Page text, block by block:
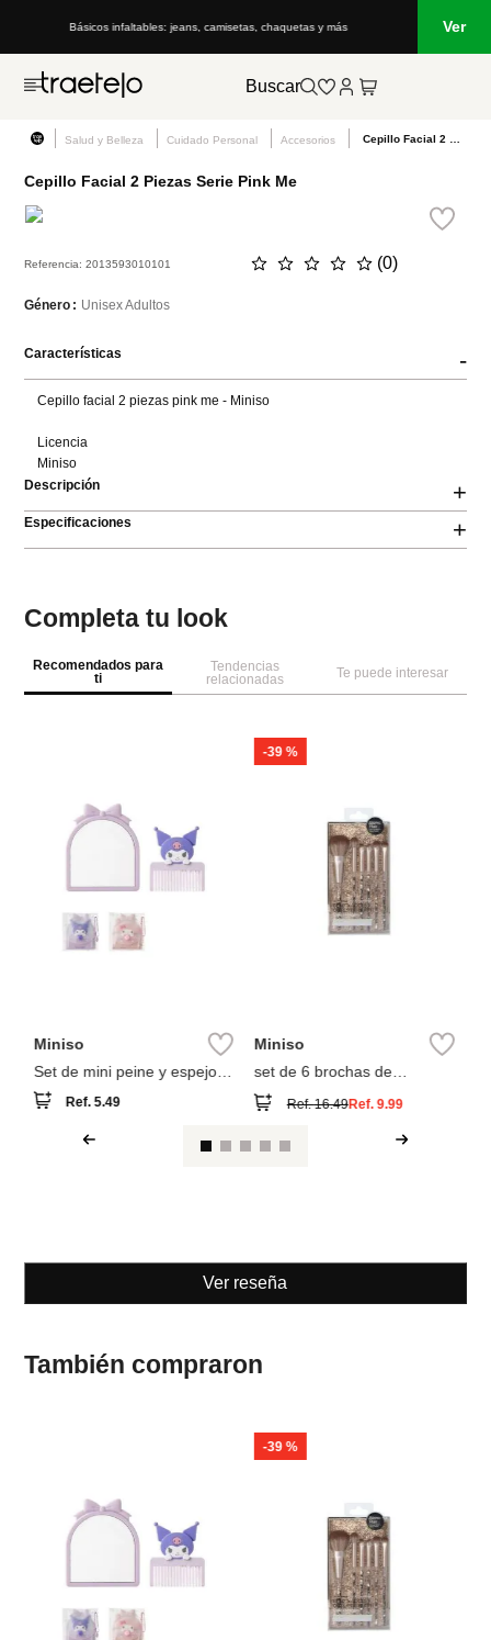
Básicos infaltables: jeans, camisetas, chaquetas y más Ver
Buscar
Salud y Belleza Cuidado Personal Accesorios
Cepillo Facial 2 Piezas Serie Pink Me
Referencia:2013593010101 ☆ ☆ ☆ ☆ ☆ (0)
Género Unisex Adultos
Características -
Cepillo facial 2 piezas pink me - Miniso
Licencia
Miniso
Descripción
+
Especificaciones +
Completa tu look
Recomendados para
ti
Tendencias
relacionadas
Te puede interesar
Miniso
Set de mini peine y espejo
colección sanrio (2 modelos)
Ref.5.49
-39 %
Miniso
set de 6 brochas de
maquillaje doradas con
estuche de cierre
Ref.16.49Ref. 9.99
Ver reseña
También compraron
-39 %